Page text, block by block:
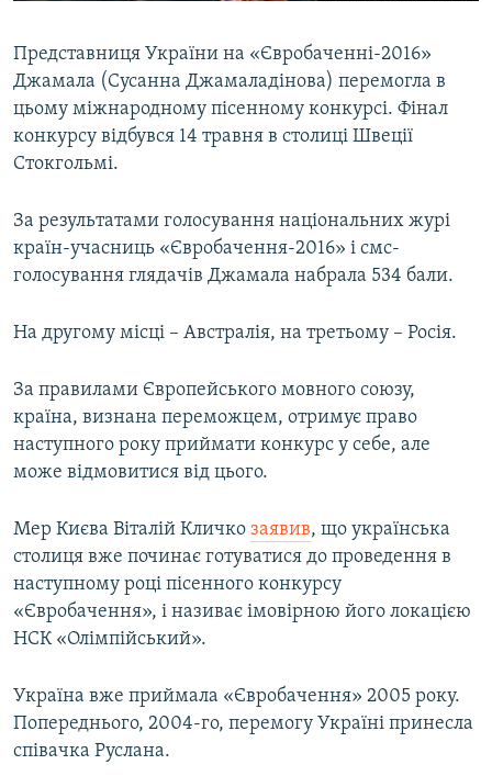
Представниця України на «Євробаченні-2016»
Джамала (Сусанна Джамаладінова) перемогла в
цьому міжнародному пісенному конкурсі. Фінал
конкурсу відбувся 14 травня в столиці Швеції
Стокгольмі.
За результатами голосування національних журі
країн-учасниць «Євробачення-2016» і смс-
голосування глядачів Джамала набрала 534 бали.
На другому місці – Австралія, на третьому – Росія.
За правилами Європейського мовного союзу,
країна, визнана переможцем, отримує право
наступного року приймати конкурс у себе, але
може відмовитися від цього.
Мер Києва Віталій Кличко заявив, що українська
столиця вже починає готуватися до проведення в
наступному році пісенного конкурсу
«Євробачення», і називає імовірною його локацією
НСК «Олімпійський».
Україна вже приймала «Євробачення» 2005 року.
Попереднього, 2004-го, перемогу Україні принесла
співачка Руслана.